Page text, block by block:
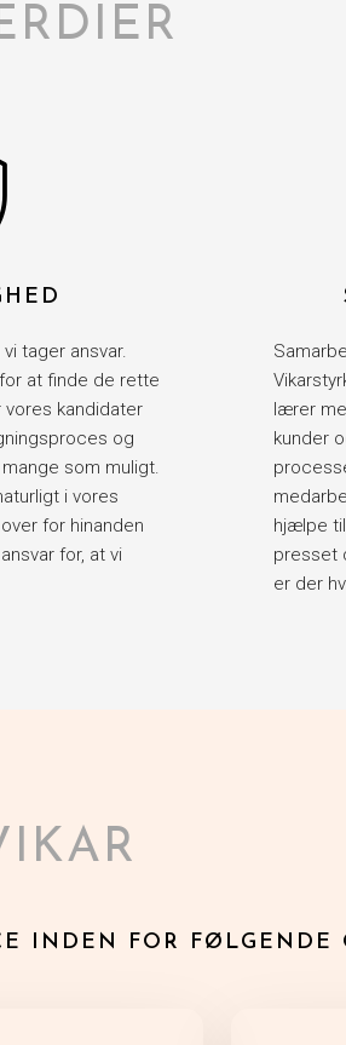
tager ansvar.
at finde de rette
vores kandidater
og
som muligt.
i vores
for hinanden
for, at vi
lærer
kunder
hjælpe
presset
er der
INDEN FOR FØLGENDE